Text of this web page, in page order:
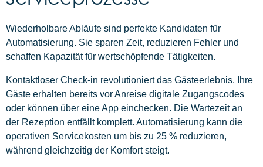
Wiederholbare Abläufe sind perfekte Kandidaten für
Automatisierung. Sie sparen Zeit, reduzieren Fehler und
schaffen Kapazität für wertschöpfende Tätigkeiten.
Kontaktloser Check-in revolutioniert das Gästeerlebnis. Ihre
Gäste erhalten bereits vor Anreise digitale Zugangscodes
oder können über eine App einchecken. Die Wartezeit an
der Rezeption entfällt komplett. Automatisierung kann die
operativen Servicekosten um bis zu 25 % reduzieren,
während gleichzeitig der Komfort steigt.